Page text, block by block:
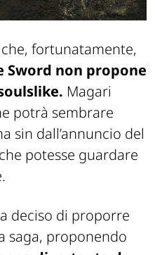
fortunatamente,
Sword non propone
Magari
potrà sembrare
sin dall’annuncio del
potesse guardare
deciso di proporre
saga, proponendo